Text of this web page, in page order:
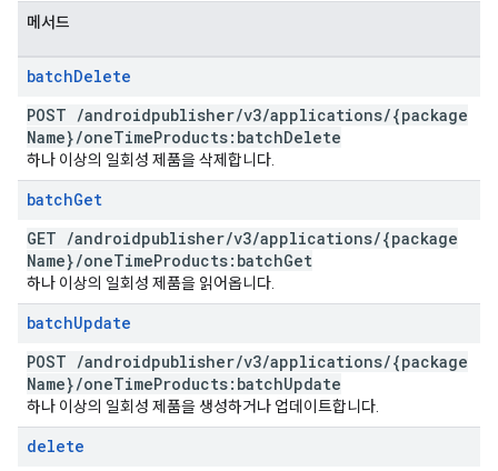
메서드
batchDelete
POST /androidpublisher/v3/applications/{package
Name}/oneTimeProducts:batchDelete
하나 이상의 일회성 제품을 삭제합니다.
batchGet
GET /androidpublisher/v3/applications/{package
Name}/oneTimeProducts:batchGet
하나 이상의 일회성 제품을 읽어옵니다.
batchUpdate
POST /androidpublisher/v3/applications/{package
Name}/oneTimeProducts:batchUpdate
하나 이상의 일회성 제품을 생성하거나 업데이트합니다.
delete